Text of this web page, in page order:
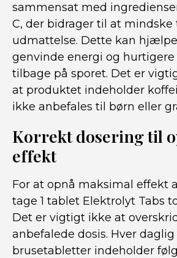
sammensat med
C, der bidrager til at
udmattelse. Dette kan
genvinde energi og
tilbage på sporet. Det er
at produktet indeholder
ikke anbefales til børn eller
Korrekt dosering til
effekt
For at opnå maksimal effekt
tage 1 tablet Elektrolyt Tabs
Det er vigtigt ikke at
anbefalede dosis. Hver
brusetabletter indeholder